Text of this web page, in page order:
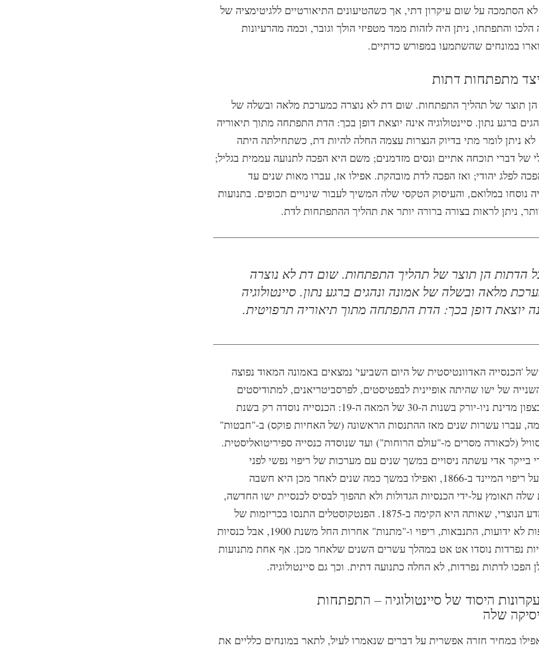
הסתמכה על שום עיקרון דתי, אך כשהטיעונים התיאורטיים ללגיטימציה של
הלכו והתפתחו, ניתן היה לזהות ממד מטפיזי הולך וגובר, וכמה מהרעיונות
במונחים שהשתמעו במפורש כדתיים.
תוצר של תהליך התפתחות. שום דת לא נוצרה כמערכת מלאה ובשלה של
ברגע נתון. סיינטולוגיה אינה יוצאת דופן בכך: הדת התפתחה מתוך תיאוריה
לא ניתן לומר מתי בדיוק הנצרות עצמה החלה להיות דת, כשתחילתה היתה
של דברי תוכחה אתיים ונסים מזדמנים; משם היא הפכה לתנועה עממית בגליל;
לפלג יהודי; ואז הפכה לדת מובהקת. אפילו אז, עברו מאות שנים עד
נוסחו במלואם, והעיסוק הטקסי שלה המשיך לעבור שינויים תכופים. בתנועות
ניתן לראות בצורה ברורה יותר את תהליך ההתפתחות לדת.
הדתות הן תוצר של תהליך התפתחות. שום דת לא נוצרה
מלאה ובשלה של אמונה ונהגים ברגע נתון. סיינטולוגיה
יוצאת דופן בכך: הדת התפתחה מתוך תיאוריה תרפויטית.
'הכנסייה האדוונטיסטית של היום השביעי' נמצאים באמונה המאוד נפוצה
של ישו שהיתה אופיינית לבפטיסטים, לפרסביטריאנים, למתודיסטים
ולאחרים בצפון מדינת ניו-יורק בשנות ה-30 של המאה ה-19: הכנסייה נוסדה רק בשנת
בדומה, עברו עשרות שנים מאז ההתנסות הראשונה (של האחיות פוקס) ב-"חבטות"
(לכאורה מסרים מ-"עולם הרוחות") ועד שנוסדה כנסייה ספיריטואליסטית.
בייקר אדי עשתה ניסויים במשך שנים עם מערכות של ריפוי נפשי לפני
"תגליתה" על ריפוי המיינד ב-1866, ואפילו במשך כמה שנים לאחר מכן היא חשבה
תאומץ על-ידי הכנסיות הגדולות ולא תהפוך לבסיס לכנסיית ישו החדשה,
כנסיית המדע הנוצרי, שאותה היא הקימה ב-1875. הפנטקוסטלים התנסו בכריזמות של
דיבור בשפות לא ידועות, התנבאות, ריפוי ו-"מתנות" אחרות החל משנת 1900, אבל כנסיות
נפרדות נוסדו אט אט במהלך עשרים השנים שלאחר מכן. אף אחת מתנועות
הפכו לדתות נפרדות, לא החלה כתנועה דתית. וכך גם סיינטולוגיה.
שלה
במחיר חזרה אפשרית על דברים שנאמרו לעיל, לתאר במונחים כלליים את